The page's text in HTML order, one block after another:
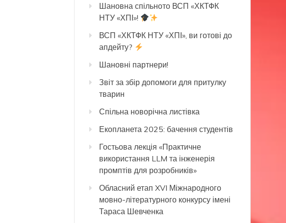
Шановна спільното ВСП «ХКТФК
НТУ «ХПІ»!
ВСП «ХКТФК НТУ «ХПІ», ви готові до
апдейту?
Шановні партнери!
Звіт за збір допомоги для притулку
тварин
Спільна новорічна листівка
Екопланета 2025: бачення студентів
Гостьова лекція «Практичне
використання LLM та інженерія
промптів для розробників»
Обласний етап XVI Міжнародного
мовно-літературного конкурсу імені
Тараса Шевченка